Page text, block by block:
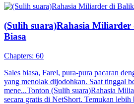
(Sulih suara)Rahasia
Biasa
Chapters: 60
Sales biasa, Farel, pura-pura pacaran
yang menolak dijodohkan. Saat tinggal
mene...Tonton (Sulih suara)Rahasia
secara gratis di NetShort. Temukan lebih